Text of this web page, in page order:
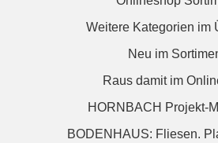
Weitere Kategorien im
Neu im
Raus damit im
HORNBACH Projekt-
BODENHAUS: Fliesen.